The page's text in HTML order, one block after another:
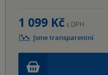
1 099 Kč s DPH
Jsme transparentní